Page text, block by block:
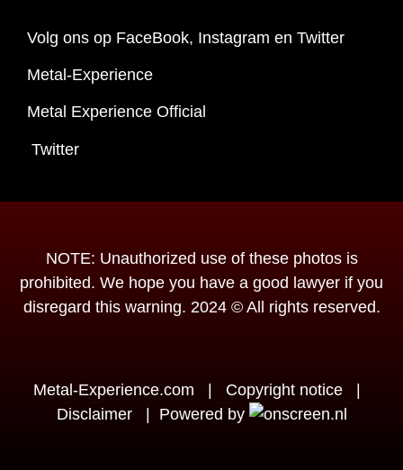
Volg ons op FaceBook, Instagram en Twitter
Metal-Experience
Metal Experience Official
Twitter
NOTE: Unauthorized use of these photos is
prohibited. We hope you have a good lawyer if you
disregard this warning. 2024 © All rights reserved.
Metal-Experience.com | Copyright notice
|
Disclaimer
| Powered by